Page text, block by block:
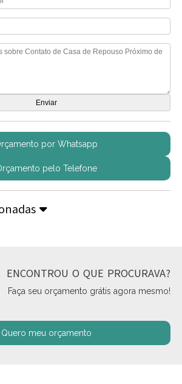
por Whatsapp
pelo Telefone
ENCONTROU O QUE PROCURAVA?
Faça seu orçamento grátis agora mesmo!
Quero meu orçamento